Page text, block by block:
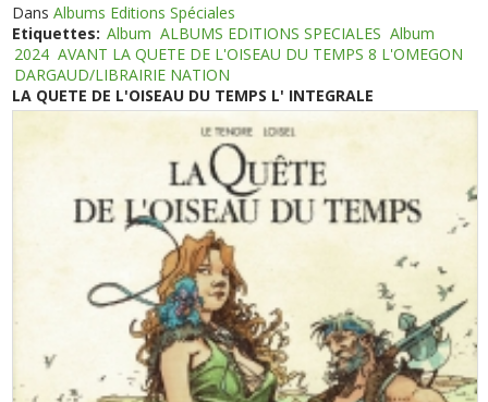
DansAlbums Editions Spéciales
Etiquettes: Album ALBUMS EDITIONS SPECIALES Album
2024 AVANT LA QUETE DE L'OISEAU DU TEMPS 8 L'OMEGON
DARGAUD/LIBRAIRIE NATION
LA QUETE DE L'OISEAU DU TEMPS L' INTEGRALE